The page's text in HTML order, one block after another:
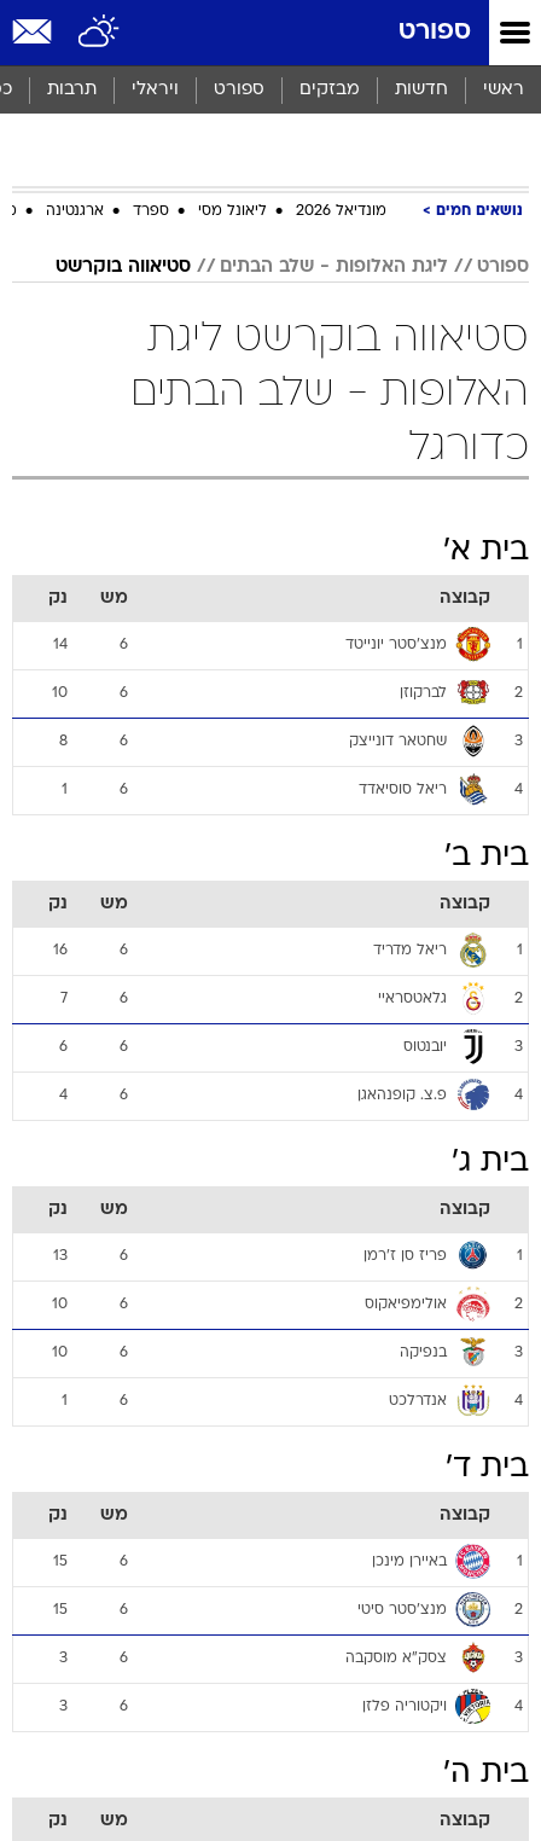
ספורט
ראשי חדשות מבזקים ספורט ויראלי תרבות
נושאים חמים מונדיאל 2026 ליאונל מסי ספרד ארגנטינה
ספורט ליגת האלופות - שלב הבתים סטיאווה בוקרשט
סטיאווה בוקרשט ליגת
האלופות - שלב הבתים
כדורגל
בית א'
קבוצה מש נק
1 מנצ'סטר יונייטד 6
14
2 לברקוזן 6
10
3 שחטאר דונייצק 6
8
4 ריאל סוסיאדד 6
1
בית ב'
קבוצה מש נק
1 ריאל מדריד 6
16
2 גלאטסראיי 6
7
3 יובנטוס 6
6
4 פ.צ. קופנהאגן 6
4
בית ג'
קבוצה מש נק
1 פריז סן ז'רמן 6
13
2 אולימפיאקוס 6
10
3 בנפיקה 6
10
4 אנדרלכט 6
1
בית ד'
קבוצה מש נק
1 באיירן מינכן 6
15
2 מנצ'סטר סיטי 6
15
3 צסק"א מוסקבה 6
3
4 ויקטוריה פלזן 6
3
בית ה'
קבוצה מש נק